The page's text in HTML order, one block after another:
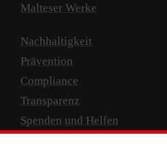
Malteser Werke
Nachhaltigkeit
Prävention
Compliance
Transparenz
Spenden und Helfen